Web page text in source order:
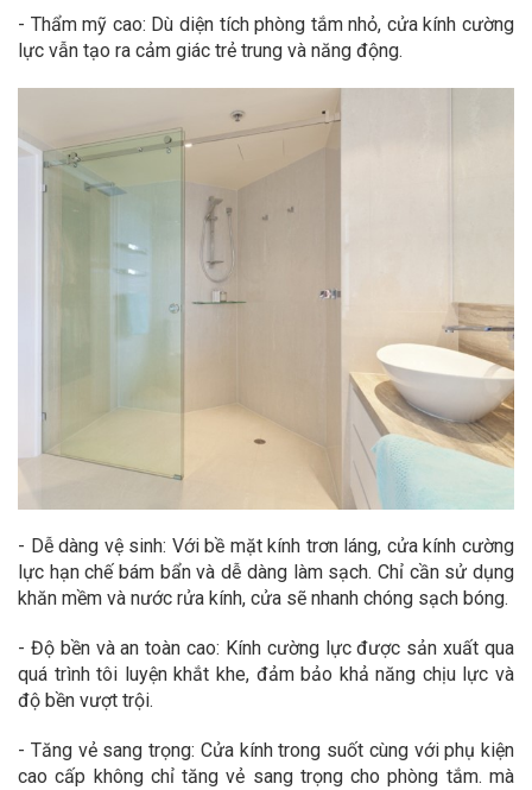
- Thẩm mỹ cao: Dù diện tích phòng tắm nhỏ, cửa kính cường
lực vẫn tạo ra cảm giác trẻ trung và năng động.
- Dễ dàng vệ sinh: Với bề mặt kính trơn láng, cửa kính cường
lực hạn chế bám bẩn và dễ dàng làm sạch. Chỉ cần sử dụng
khăn mềm và nước rửa kính, cửa sẽ nhanh chóng sạch bóng.
- Độ bền và an toàn cao: Kính cường lực được sản xuất qua
quá trình tôi luyện khắt khe, đảm bảo khả năng chịu lực và
độ bền vượt trội.
- Tăng vẻ sang trọng: Cửa kính trong suốt cùng với phụ kiện
cao cấp không chỉ tăng vẻ sang trọng cho phòng tắm. mà